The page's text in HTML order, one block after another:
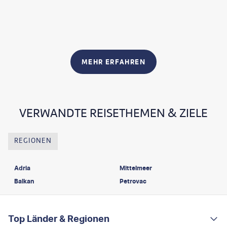
MEHR ERFAHREN
VERWANDTE REISETHEMEN & ZIELE
REGIONEN
Adria
Balkan
Mittelmeer
Petrovac
Footer navigation
Top Länder & Regionen